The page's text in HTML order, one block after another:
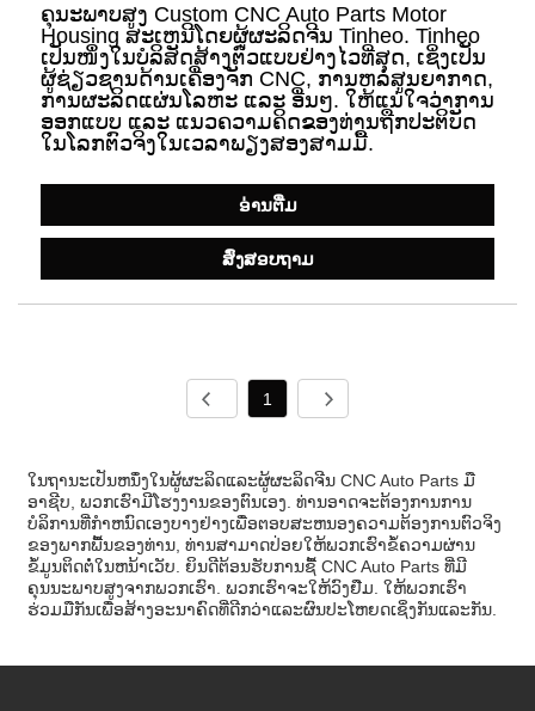
ຄຸນະພາບສູງ Custom CNC Auto Parts Motor
Housing ສະເຫນີໂດຍຜູ້ຜະລິດຈີນ Tinheo. Tinheo
ເປັນໜຶ່ງໃນບໍລິສັດສ້າງຕົວແບບຢ່າງໄວທີ່ສຸດ, ເຊິ່ງເປັນ
ຜູ້ຊ່ຽວຊານດ້ານເຄື່ອງຈັກ CNC, ການຫລໍ່ສູນຍາກາດ,
ການຜະລິດແຜ່ນໂລຫະ ແລະ ອື່ນໆ. ໃຫ້ແນ່ໃຈວ່າການ
ອອກແບບ ແລະ ແນວຄວາມຄິດຂອງທ່ານຖືກປະຕິບັດ
ໃນໂລກຕົວຈິງໃນເວລາພຽງສອງສາມມື້.
ອ່ານ​ຕື່ມ
ສົ່ງສອບຖາມ
1
ໃນຖານະເປັນຫນຶ່ງໃນຜູ້ຜະລິດແລະຜູ້ຜະລິດຈີນ CNC Auto Parts ມື
ອາຊີບ, ພວກເຮົາມີໂຮງງານຂອງຕົນເອງ. ທ່ານອາດຈະຕ້ອງການການ
ບໍລິການທີ່ກໍາຫນົດເອງບາງຢ່າງເພື່ອຕອບສະຫນອງຄວາມຕ້ອງການຕົວຈິງ
ຂອງພາກພື້ນຂອງທ່ານ, ທ່ານສາມາດປ່ອຍໃຫ້ພວກເຮົາຂໍ້ຄວາມຜ່ານ
ຂໍ້ມູນຕິດຕໍ່ໃນຫນ້າເວັບ. ຍິນດີຕ້ອນຮັບການຊື້ CNC Auto Parts ທີ່ມີ
ຄຸນນະພາບສູງຈາກພວກເຮົາ. ພວກເຮົາຈະໃຫ້ວົງຢືມ. ໃຫ້ພວກເຮົາ
ຮ່ວມມືກັນເພື່ອສ້າງອະນາຄົດທີ່ດີກວ່າແລະຜົນປະໂຫຍດເຊິ່ງກັນແລະກັນ.